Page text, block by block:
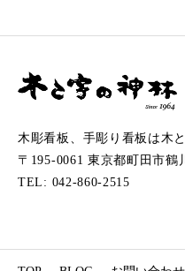
木彫看板、手彫り看板は木
〒195-0061 東京都町田市鶴
TEL: 042-860-2515